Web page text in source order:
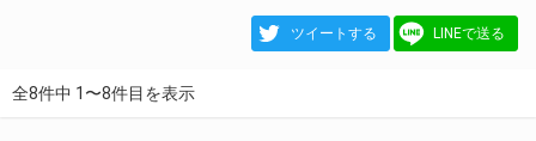
ツイートする LINEで送る
全8件中 1〜8件目を表示